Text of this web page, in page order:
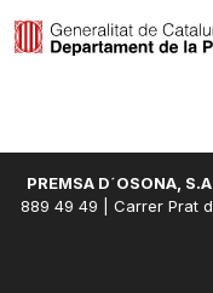
PREMSA D´OSONA,
889 49 49 | Carrer Prat